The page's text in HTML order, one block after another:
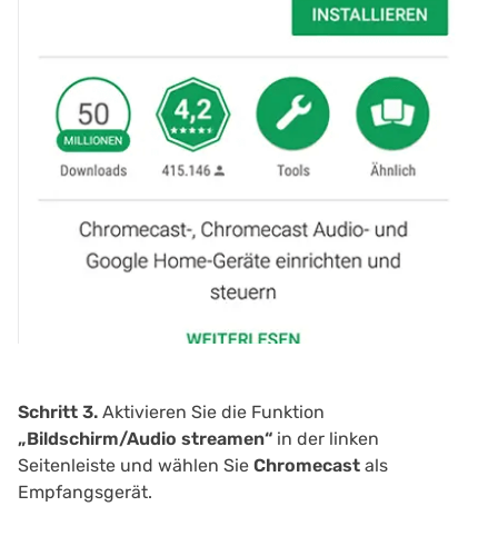
Schritt 3. Aktivieren Sie die Funktion
„Bildschirm/Audio streamen“ in der linken
Seitenleiste und wählen Sie Chromecast als
Empfangsgerät.